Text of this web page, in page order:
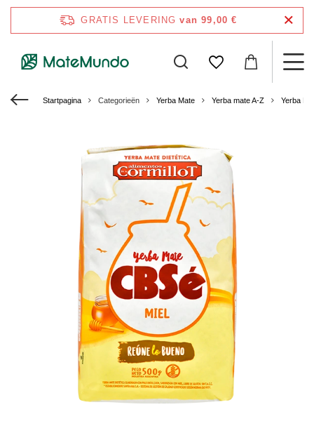
GRATIS LEVERING van 99,00 €
Startpagina Categorieën Yerba Mate Yerba mate A-Z Yerba